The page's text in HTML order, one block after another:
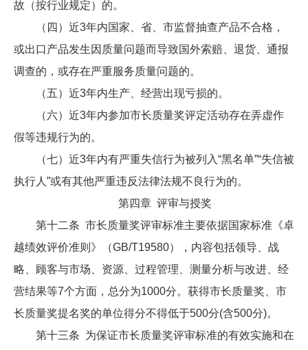
故（按行业规定）的。
（四）近3年内国家、省、市监督抽查产品不合格，
或出口产品发生因质量问题而导致国外索赔、退货、通报
调查的，或存在严重服务质量问题的。
（五）近3年内生产、经营出现亏损的。
（六）近3年内参加市长质量奖评定活动存在弄虚作
假等违规行为的。
（七）近3年内有严重失信行为被列入“黑名单”“失信被
执行人”或有其他严重违反法律法规不良行为的。
第四章 评审与授奖
第十二条 市长质量奖评审标准主要依据国家标准《卓
越绩效评价准则》（GB/T19580），内容包括领导、战
略、顾客与市场、资源、过程管理、测量分析与改进、经
营结果等7个方面，总分为1000分。获得市长质量奖、市
长质量奖提名奖的单位得分不得低于500分(含500分)。
第十三条 为保证市长质量奖评审标准的有效实施和在